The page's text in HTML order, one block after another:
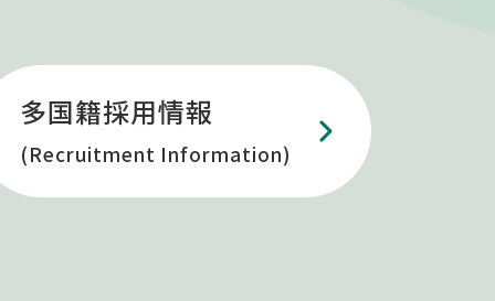
多国籍採用情報
(Recruitment Information)